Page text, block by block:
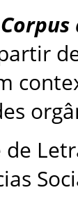
Corpus
de